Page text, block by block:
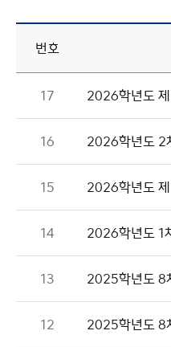
번호
17 2026학년도
16 2026학년도
15 2026학년도
14 2026학년도 1
13 2025학년도
12 2025학년도